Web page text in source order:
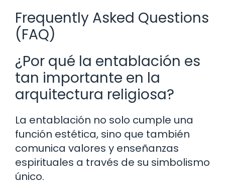
Frequently Asked Questions
(FAQ)
¿Por qué la entablación es
tan importante en la
arquitectura religiosa?
La entablación no solo cumple una
función estética, sino que también
comunica valores y enseñanzas
espirituales a través de su simbolismo
único.